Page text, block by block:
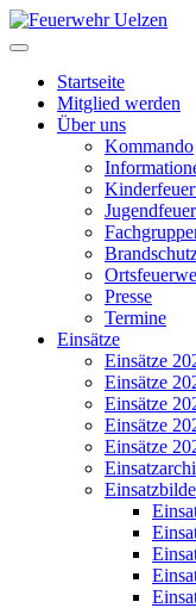
Startseite
Mitglied werden
Über uns
Kommando
Presse
Termine
Einsätze
Einsätze
Einsätze
Einsätze
Einsätze
Einsätze